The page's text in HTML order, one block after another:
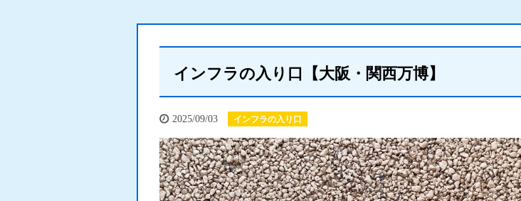
インフラの入り口【大阪・関西万博】
2025/09/03 インフラの入り口